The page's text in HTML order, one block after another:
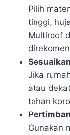
Pilih
tinggi,
Multiroof
Jika
atau
tahan
Gunakan